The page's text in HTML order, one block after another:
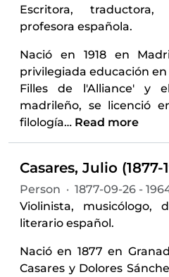
Escritora,
profesora española.
Nació en 1918 en
privilegiada educación
Filles de l'Alliance' y
madrileño, se licenció
filología… Read more
Casares, Julio (1877-
Person · 1877-09-26 -
Violinista, musicólogo,
literario español.
Nació en 1877 en
Casares y Dolores